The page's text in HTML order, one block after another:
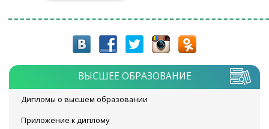
ВЫСШЕЕ ОБРАЗОВАНИЕ
Дипломы о высшем образовании
Приложение к диплому